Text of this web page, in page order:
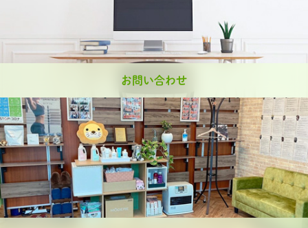
お問い合わせ